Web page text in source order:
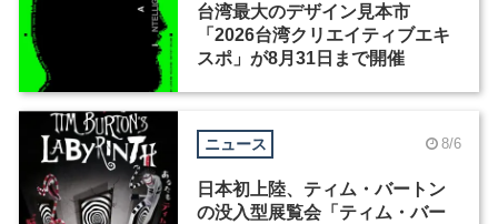
台湾最大のデザイン見本市
「2026台湾クリエイティブエキ
スポ」が8月31日まで開催
ニュース 8/6
日本初上陸、ティム・バートン
の没入型展覧会「ティム・バー